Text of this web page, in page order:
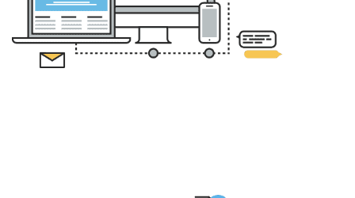
Программное обеспечение для управления складом